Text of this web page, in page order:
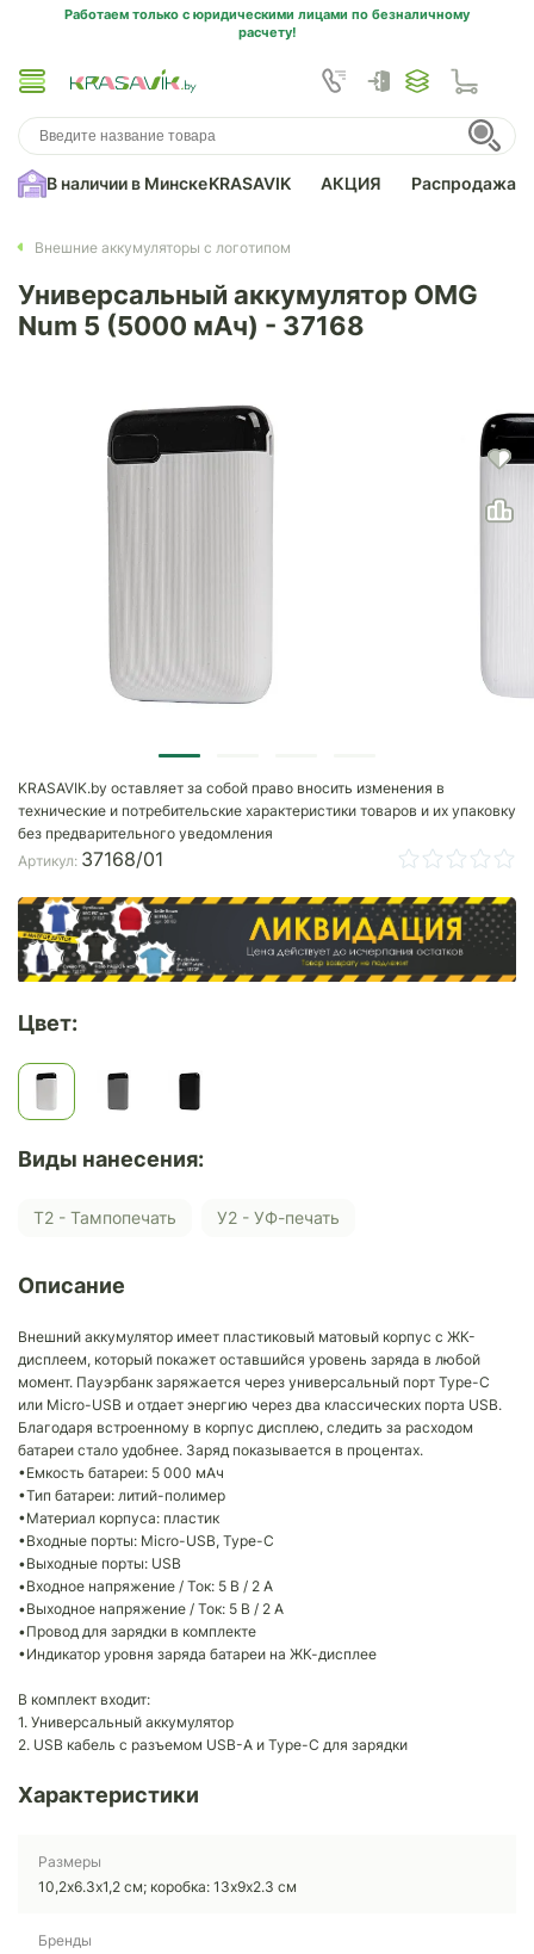
Работаем только с юридическими лицами по безналичному
расчету!
В наличии в МинскеKRASAVIK АКЦИЯ Распродажа
Внешние аккумуляторы с логотипом
Универсальный аккумулятор OMG
Num 5 (5000 мАч) - 37168
KRASAVIK.by оставляет за собой право вносить изменения в
технические и потребительские характеристики товаров и их упаковку
без предварительного уведомления
Артикул: 37168/01
Цвет:
Виды нанесения:
Т2 - Тампопечать У2 - УФ-печать
Описание
Внешний аккумулятор имеет пластиковый матовый корпус с ЖК-
дисплеем, который покажет оставшийся уровень заряда в любой
момент. Пауэрбанк заряжается через универсальный порт Type-C
или Micro-USB и отдает энергию через два классических порта USB.
Благодаря встроенному в корпус дисплею, следить за расходом
батареи стало удобнее. Заряд показывается в процентах.
•Емкость батареи: 5 000 мАч
•Тип батареи: литий-полимер
•Материал корпуса: пластик
•Входные порты: Micro-USB, Type-C
•Выходные порты: USB
•Входное напряжение / Ток: 5 В / 2 A
•Выходное напряжение / Ток: 5 В / 2 A
•Провод для зарядки в комплекте
•Индикатор уровня заряда батареи на ЖК-дисплее
В комплект входит:
1. Универсальный аккумулятор
2. USB кабель с разъемом USB-A и Type-C для зарядки
Характеристики
Размеры
10,2х6.3х1,2 см; коробка: 13х9х2.3 см
Бренды